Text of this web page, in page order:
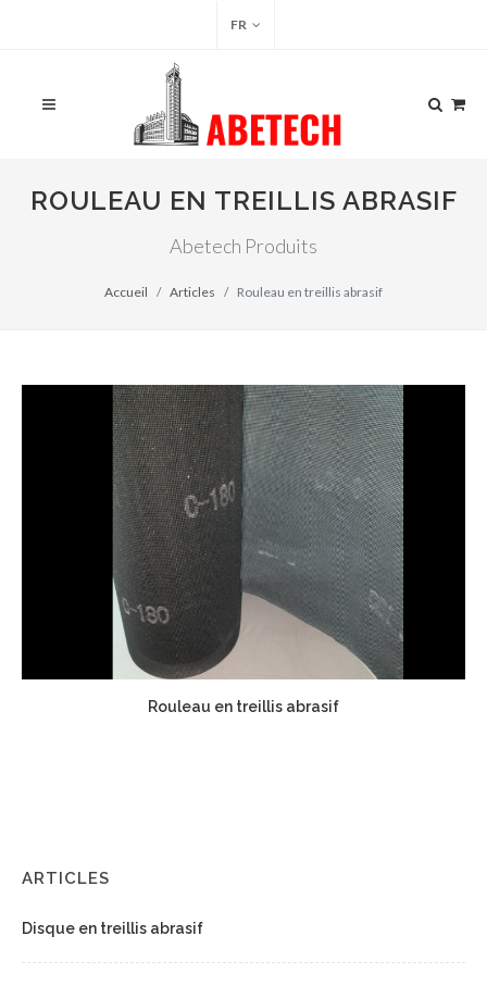
FR
ROULEAU EN TREILLIS ABRASIF
Abetech Produits
Accueil Articles Rouleau en treillis abrasif
Rouleau en treillis abrasif
ARTICLES
Disque en treillis abrasif